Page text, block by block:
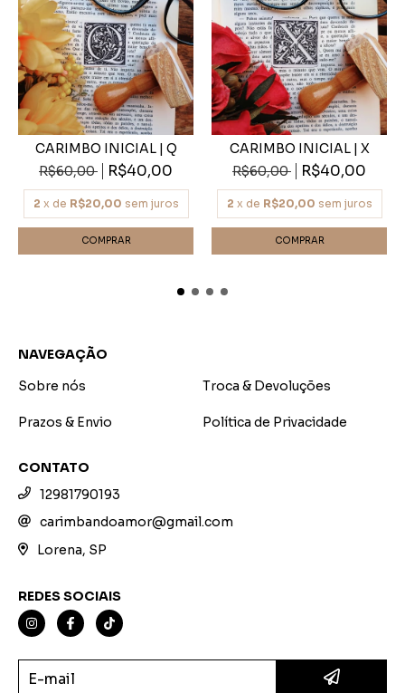
CARIMBO INICIAL | Q
R$60,00
R$40,00
2 x de R$20,00 sem juros
CARIMBO INICIAL | X
R$60,00
R$40,00
2 x de R$20,00 sem juros
NAVEGAÇÃO
Sobre nós
Troca & Devoluções
Prazos & Envio Política de Privacidade
CONTATO
12981790193
carimbandoamor@gmail.com
Lorena, SP
REDES SOCIAIS